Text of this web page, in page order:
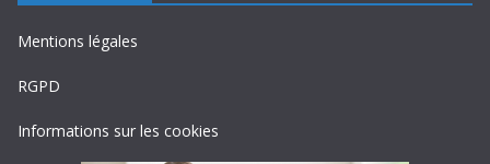
Mentions légales
RGPD
Informations sur les cookies